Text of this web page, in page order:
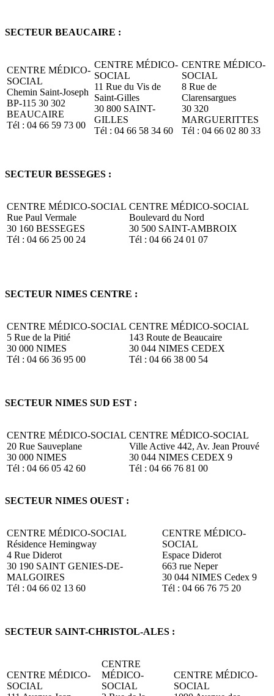
SECTEUR BEAUCAIRE :
CENTRE MÉDICO-
SOCIAL
Chemin Saint-Joseph
BP-115 30 302
BEAUCAIRE
Tél : 04 66 59 73 00
CENTRE MÉDICO-
SOCIAL
11 Rue du Vis de
Saint-Gilles
30 800 SAINT-
GILLES
Tél : 04 66 58 34 60
CENTRE MÉDICO-
SOCIAL
8 Rue de
Clarensargues
30 320
MARGUERITTES
Tél : 04 66 02 80 33
SECTEUR BESSEGES :
CENTRE MÉDICO-SOCIAL
Rue Paul Vermale
30 160 BESSEGES
Tél : 04 66 25 00 24
CENTRE MÉDICO-SOCIAL
Boulevard du Nord
30 500 SAINT-AMBROIX
Tél : 04 66 24 01 07
SECTEUR NIMES CENTRE :
CENTRE MÉDICO-SOCIAL
5 Rue de la Pitié
30 000 NIMES
Tél : 04 66 36 95 00
CENTRE MÉDICO-SOCIAL
143 Route de Beaucaire
30 044 NIMES CEDEX
Tél : 04 66 38 00 54
SECTEUR NIMES SUD EST :
CENTRE MÉDICO-SOCIAL
20 Rue Sauveplane
30 000 NIMES
Tél : 04 66 05 42 60
CENTRE MÉDICO-SOCIAL
Ville Active 442, Av. Jean Prouvé
30 044 NIMES CEDEX 9
Tél : 04 66 76 81 00
SECTEUR NIMES OUEST :
CENTRE MÉDICO-SOCIAL
Résidence Hemingway
4 Rue Diderot
30 190 SAINT GENIES-DE-
MALGOIRES
Tél : 04 66 02 13 60
CENTRE MÉDICO-
SOCIAL
Espace Diderot
663 rue Neper
30 044 NIMES Cedex 9
Tél : 04 66 76 75 20
SECTEUR SAINT-CHRISTOL-ALES :
CENTRE MÉDICO-
SOCIAL
CENTRE
MÉDICO-
SOCIAL
CENTRE MÉDICO-
SOCIAL